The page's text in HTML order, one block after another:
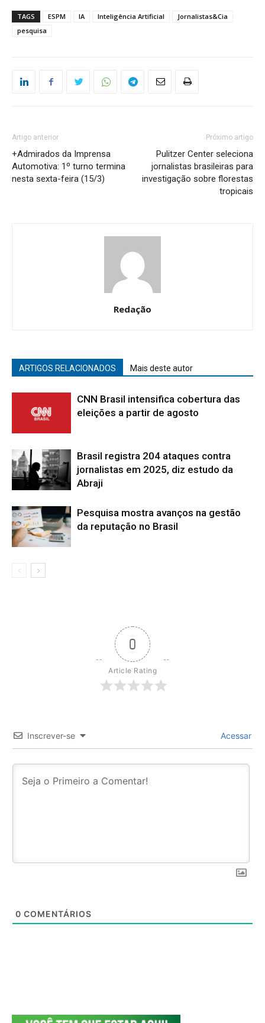
TAGS ESPM IA Inteligência Artificial
Jornalistas&Cia
pesquisa
Artigo anterior
+Admirados da Imprensa
Automotiva: 1º turno termina
nesta sexta-feira (15/3)
Próximo artigo
Pulitzer Center seleciona
jornalistas brasileiras para
investigação sobre florestas
tropicais
Redação
ARTIGOS RELACIONADOS Mais deste autor
CNN Brasil intensifica cobertura das
eleições a partir de agosto
Brasil registra 204 ataques contra
jornalistas em 2025, diz estudo da
Abraji
Pesquisa mostra avanços na gestão
da reputação no Brasil
0
Article Rating
Inscrever-se Acessar
0 COMENTÁRIOS